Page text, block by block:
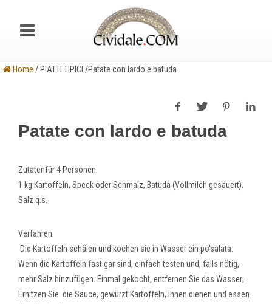
Home / PIATTI TIPICI /Patate con lardo e batuda
Patate con lardo e batuda
Zutatenfür 4 Personen:
1 kg Kartoffeln, Speck oder Schmalz, Batuda (Vollmilch gesäuert),
Salz q.s.
Verfahren:
Die Kartoffeln schälen und kochen sie in Wasser ein po'salata.
Wenn die Kartoffeln fast gar sind, einfach testen und, falls nötig,
mehr Salz hinzufügen. Einmal gekocht, entfernen Sie das Wasser;
Erhitzen Sie die Sauce, gewürzt Kartoffeln, ihnen dienen und essen